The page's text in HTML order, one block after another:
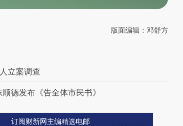
版面编辑：邓舒方
立案调查
德发布《告全体市民书》
订阅财新网主编精选电邮